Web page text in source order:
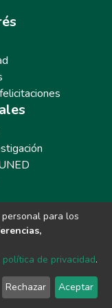
6633 / 8766
para los
política de privacidad.
Rechazar Aceptar